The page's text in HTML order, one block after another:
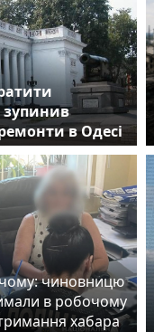
зупинив
в Одесі
чиновницю
в робочому
хабара